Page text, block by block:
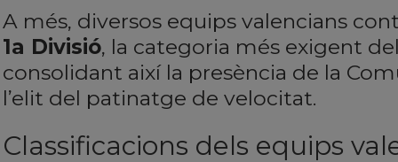
A més, diversos equips valencians
1a Divisió, la categoria més exigent
consolidant així la presència de la
l’elit del patinatge de velocitat.
Classificacions dels equips